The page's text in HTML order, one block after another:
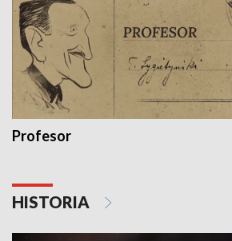
Profesor
HISTORIA